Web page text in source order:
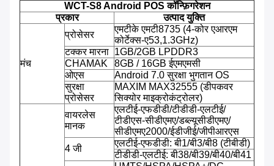
WCT-S8 Android POS कॉन्फ़िगरेशन
प्रकार
उत्पाद युक्ति
मंच
प्रोसेसर
एमटीके एमटी8735 (4-कोर एआरएम
कोर्टेक्स-ए53,1.3GHz)
टक्कर मारना 1GB/2GB LPDDR3
CHAMAK
8GB / 16GB ईएमएमसी
ओएस
Android 7.0 सुरक्षा भुगतान OS
सुरक्षा
प्रोसेसर
MAXIM MAX32555 (डीपकवर
सिक्योर माइक्रोकंट्रोलर)
वायरलेस
मानक
एलटीई-एफडीडी/टीडीडी-एलटीई/
टीडीएस-सीडीएमए/डब्ल्यूसीडीएमए/
सीडीएमए2000/ईडीजीई/जीपीआरएस
4 जी
एलटीई-एफडीडी: बी1/बी3/बी8 (टीबीडी)
टीडीडी-एलटीई: बी38/बी39/बी40/बी41